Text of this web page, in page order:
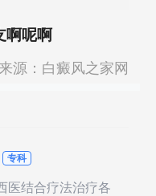
啊呢啊
来源： 白癜风之家网
专科
医结合疗法治疗各